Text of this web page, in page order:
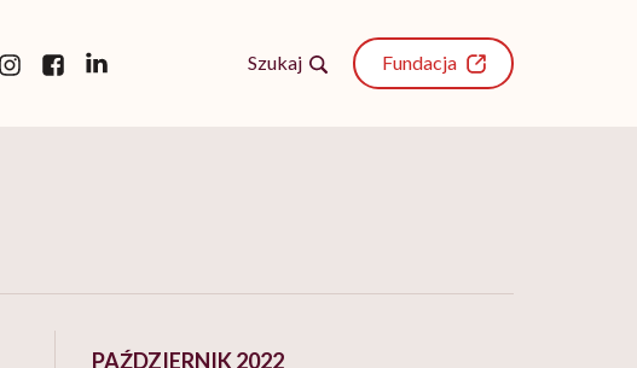
Szukaj Fundacja
PAŹDZIERNIK 2022